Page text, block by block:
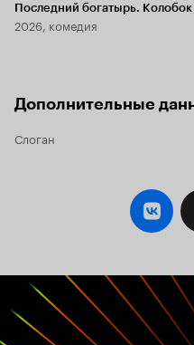
Последний богатырь. Колобок
2026, комедия
Дополнительные
Слоган